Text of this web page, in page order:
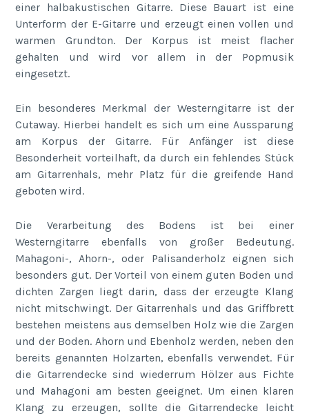
einer halbakustischen Gitarre. Diese Bauart ist eine
Unterform der E-Gitarre und erzeugt einen vollen und
warmen Grundton. Der Korpus ist meist flacher
gehalten und wird vor allem in der Popmusik
eingesetzt.
Ein besonderes Merkmal der Westerngitarre ist der
Cutaway. Hierbei handelt es sich um eine Aussparung
am Korpus der Gitarre. Für Anfänger ist diese
Besonderheit vorteilhaft, da durch ein fehlendes Stück
am Gitarrenhals, mehr Platz für die greifende Hand
geboten wird.
Die Verarbeitung des Bodens ist bei einer
Westerngitarre ebenfalls von großer Bedeutung.
Mahagoni-, Ahorn-, oder Palisanderholz eignen sich
besonders gut. Der Vorteil von einem guten Boden und
dichten Zargen liegt darin, dass der erzeugte Klang
nicht mitschwingt. Der Gitarrenhals und das Griffbrett
bestehen meistens aus demselben Holz wie die Zargen
und der Boden. Ahorn und Ebenholz werden, neben den
bereits genannten Holzarten, ebenfalls verwendet. Für
die Gitarrendecke sind wiederrum Hölzer aus Fichte
und Mahagoni am besten geeignet. Um einen klaren
Klang zu erzeugen, sollte die Gitarrendecke leicht